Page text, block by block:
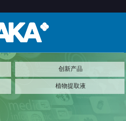
创新产品
植物提取液